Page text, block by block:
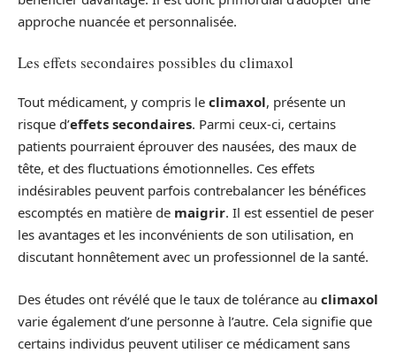
approche nuancée et personnalisée.
Les effets secondaires possibles du climaxol
Tout médicament, y compris le climaxol, présente un
risque d’effets secondaires. Parmi ceux-ci, certains
patients pourraient éprouver des nausées, des maux de
tête, et des fluctuations émotionnelles. Ces effets
indésirables peuvent parfois contrebalancer les bénéfices
escomptés en matière de maigrir. Il est essentiel de peser
les avantages et les inconvénients de son utilisation, en
discutant honnêtement avec un professionnel de la santé.
Des études ont révélé que le taux de tolérance au climaxol
varie également d’une personne à l’autre. Cela signifie que
certains individus peuvent utiliser ce médicament sans